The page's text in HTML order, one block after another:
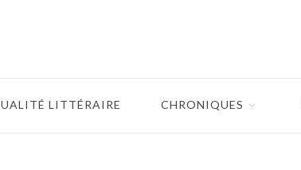
LITTÉRAIRE CHRONIQUES